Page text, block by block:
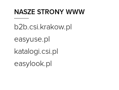
NASZE STRONY WWW
b2b.csi.krakow.pl
easyuse.pl
katalogi.csi.pl
easylook.pl